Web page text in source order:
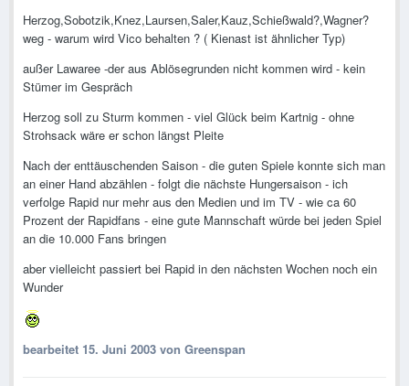
Herzog,Sobotzik,Knez,Laursen,Saler,Kauz,Schießwald?,Wagner?
weg - warum wird Vico behalten ? ( Kienast ist ähnlicher Typ)
außer Lawaree -der aus Ablösegrunden nicht kommen wird - kein
Stümer im Gespräch
Herzog soll zu Sturm kommen - viel Glück beim Kartnig - ohne
Strohsack wäre er schon längst Pleite
Nach der enttäuschenden Saison - die guten Spiele konnte sich man
an einer Hand abzählen - folgt die nächste Hungersaison - ich
verfolge Rapid nur mehr aus den Medien und im TV - wie ca 60
Prozent der Rapidfans - eine gute Mannschaft würde bei jeden Spiel
an die 10.000 Fans bringen
aber vielleicht passiert bei Rapid in den nächsten Wochen noch ein
Wunder
bearbeitet 15. Juni 2003 von Greenspan